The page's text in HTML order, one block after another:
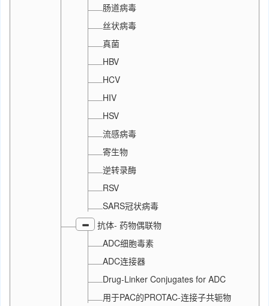
肠道病毒
丝状病毒
真菌
HBV
HCV
HIV
HSV
流感病毒
寄生物
逆转录酶
RSV
SARS冠状病毒
抗体- 药物偶联物
ADC细胞毒素
ADC连接器
Drug-Linker Conjugates for ADC
用于PAC的PROTAC-连接子共轭物